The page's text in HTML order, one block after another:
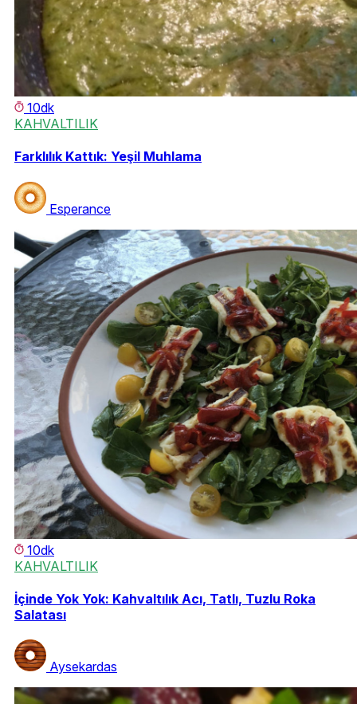
10dk
KAHVALTILIK
Farklılık Kattık: Yeşil Muhlama
Esperance
10dk
KAHVALTILIK
İçinde Yok Yok: Kahvaltılık Acı, Tatlı, Tuzlu Roka
Salatası
Aysekardas